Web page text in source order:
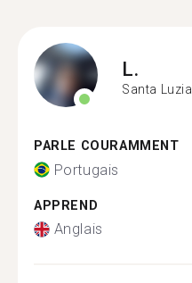
L.
Santa Luzia
PARLE COURAMMENT
Portugais
APPREND
Anglais